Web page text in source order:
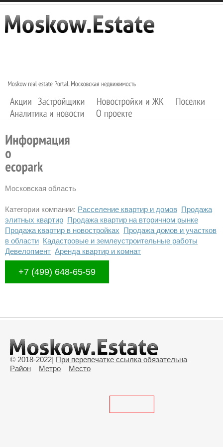
Московская область
Категории компании: Расселение квартир и домов Продажа
элитных квартир Продажа квартир на вторичном рынке
Продажа квартир в новостройках Продажа домов и участков
в области Кадастровые и землеустроительные работы
Девелопмент Аренда квартир и комнат
+7 (499) 648-65-59
© 2018-2022| При перепечатке ссылка обязательна
Район
Метро Место